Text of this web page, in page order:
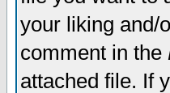
your liking and/
comment in the
attached file. If